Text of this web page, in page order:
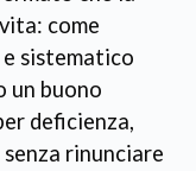
come
sistematico
un buono
deficienza,
rinunciare